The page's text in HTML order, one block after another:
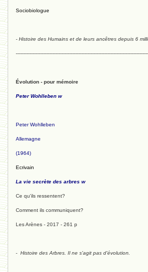
Sociobiologue
- Histoire des Humains et de leurs ancêtres depuis 6
Évolution - pour mémoire
Peter Wohlleben w
Peter Wohlleben
Allemagne
(1964)
Ecrivain
La vie secrète des arbres w
Ce qu'ils ressentent?
Comment ils communiquent?
Les Arènes - 2017 - 261 p
- Histoire des Arbres. Il ne s'agit pas d'évolution.